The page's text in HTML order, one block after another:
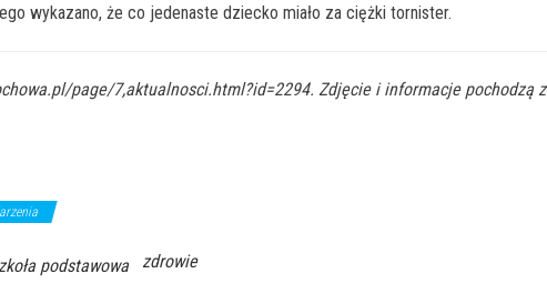
wykazano, że co jedenaste dziecko miało za ciężki tornister.
page/7,aktualnosci.html?id=2294. Zdjęcie i informacje pochodzą z
podstawowa zdrowie